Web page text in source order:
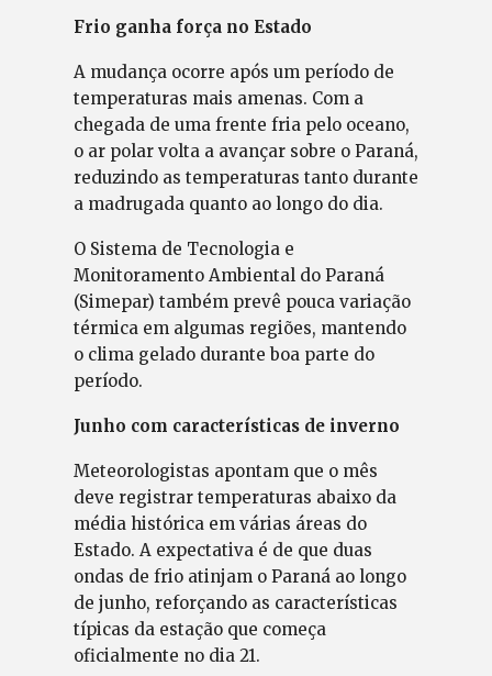
Frio ganha força no Estado
A mudança ocorre após um período de
temperaturas mais amenas. Com a
chegada de uma frente fria pelo oceano,
o ar polar volta a avançar sobre o Paraná,
reduzindo as temperaturas tanto durante
a madrugada quanto ao longo do dia.
O Sistema de Tecnologia e
Monitoramento Ambiental do Paraná
(Simepar) também prevê pouca variação
térmica em algumas regiões, mantendo
o clima gelado durante boa parte do
período.
Junho com características de inverno
Meteorologistas apontam que o mês
deve registrar temperaturas abaixo da
média histórica em várias áreas do
Estado. A expectativa é de que duas
ondas de frio atinjam o Paraná ao longo
de junho, reforçando as características
típicas da estação que começa
oficialmente no dia 21.